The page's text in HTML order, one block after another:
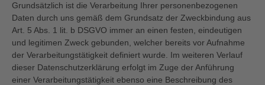
Grundsätzlich ist die Verarbeitung Ihrer personenbezogenen
Daten durch uns gemäß dem Grundsatz der Zweckbindung aus
Art. 5 Abs. 1 lit. b DSGVO immer an einen festen, eindeutigen
und legitimen Zweck gebunden, welcher bereits vor Aufnahme
der Verarbeitungstätigkeit definiert wurde. Im weiteren Verlauf
dieser Datenschutzerklärung erfolgt im Zuge der Anführung
einer Verarbeitungstätigkeit ebenso eine Beschreibung des